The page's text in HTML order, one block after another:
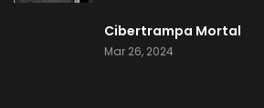
Cibertrampa Mortal
Mar 26, 2024